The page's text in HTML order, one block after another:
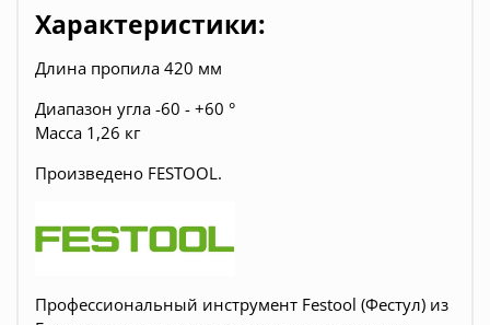
Характеристики:
Длина пропила 420 мм
Диапазон угла -60 - +60 °
Масса 1,26 кг
Произведено FESTOOL.
Профессиональный инструмент Festool (Фестул) из